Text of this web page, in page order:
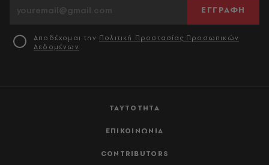
ΤΑΥΤΟΤΗΤΑ
ΕΠΙΚΟΙΝΩΝΙΑ
CONTRIBUTORS
ΕΓΓΡΑΦΗ
Αποδέχομαι την Πολιτική Προστασίας Προσωπικών
Δεδομένων